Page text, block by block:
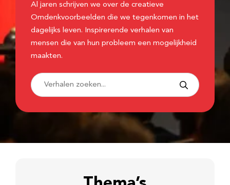
Al jaren schrijven we over de creatieve
Omdenkvoorbeelden die we tegenkomen in het
dagelijks leven. Inspirerende verhalen van
mensen die van hun probleem een mogelijkheid
maakten.